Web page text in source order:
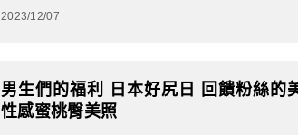
2023/12/07
男生們的福利 日本好尻日 回饋粉絲的
性感蜜桃臀美照